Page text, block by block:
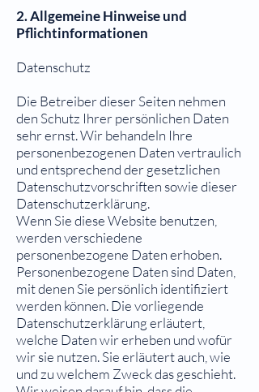
2. Allgemeine Hinweise und
Pflichtinformationen
Datenschutz
Die Betreiber dieser Seiten nehmen
den Schutz Ihrer persönlichen Daten
sehr ernst. Wir behandeln Ihre
personenbezogenen Daten vertraulich
und entsprechend der gesetzlichen
Datenschutzvorschriften sowie dieser
Datenschutzerklärung.
Wenn Sie diese Website benutzen,
werden verschiedene
personenbezogene Daten erhoben.
Personenbezogene Daten sind Daten,
mit denen Sie persönlich identifiziert
werden können. Die vorliegende
Datenschutzerklärung erläutert,
welche Daten wir erheben und wofür
wir sie nutzen. Sie erläutert auch, wie
und zu welchem Zweck das geschieht.